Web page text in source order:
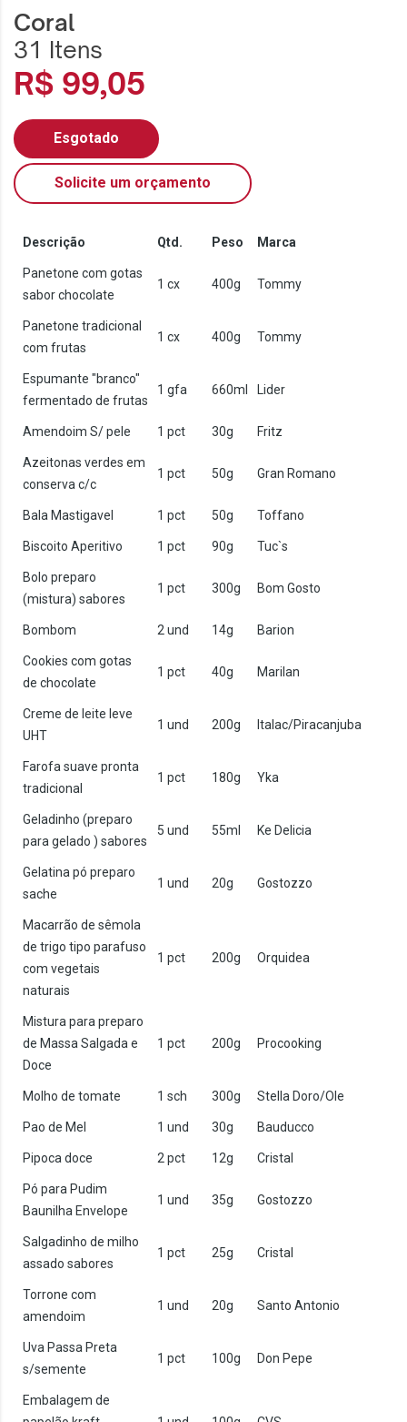
Coral
31 Itens
R$ 99,05
Esgotado
Solicite um orçamento
Descrição Qtd. Peso Marca
Panetone com gotas
sabor chocolate
1 cx 400g Tommy
Panetone tradicional
com frutas
1 cx 400g Tommy
Espumante "branco"
fermentado de frutas
1 gfa 660ml Lider
Amendoim S/ pele 1 pct 30g Fritz
Azeitonas verdes em
conserva c/c
1 pct 50g Gran Romano
Bala Mastigavel 1 pct 50g Toffano
Biscoito Aperitivo 1 pct 90g Tuc`s
Bolo preparo
(mistura) sabores
1 pct 300g Bom Gosto
Bombom 2 und 14g Barion
Cookies com gotas
de chocolate
1 pct 40g Marilan
Creme de leite leve
UHT
1 und 200g Italac/Piracanjuba
Farofa suave pronta
tradicional
1 pct 180g Yka
Geladinho (preparo
para gelado ) sabores
5 und 55ml Ke Delicia
Gelatina pó preparo
sache
1 und 20g Gostozzo
Macarrão de sêmola
de trigo tipo parafuso
com vegetais
naturais
1 pct 200g Orquidea
Mistura para preparo
de Massa Salgada e
Doce
1 pct 200g Procooking
Molho de tomate 1 sch 300g Stella Doro/Ole
Pao de Mel 1 und 30g Bauducco
Pipoca doce 2 pct 12g Cristal
Pó para Pudim
Baunilha Envelope
1 und 35g Gostozzo
Salgadinho de milho
assado sabores
1 pct 25g Cristal
Torrone com
amendoim
1 und 20g Santo Antonio
Uva Passa Preta
s/semente
1 pct 100g Don Pepe
Embalagem de